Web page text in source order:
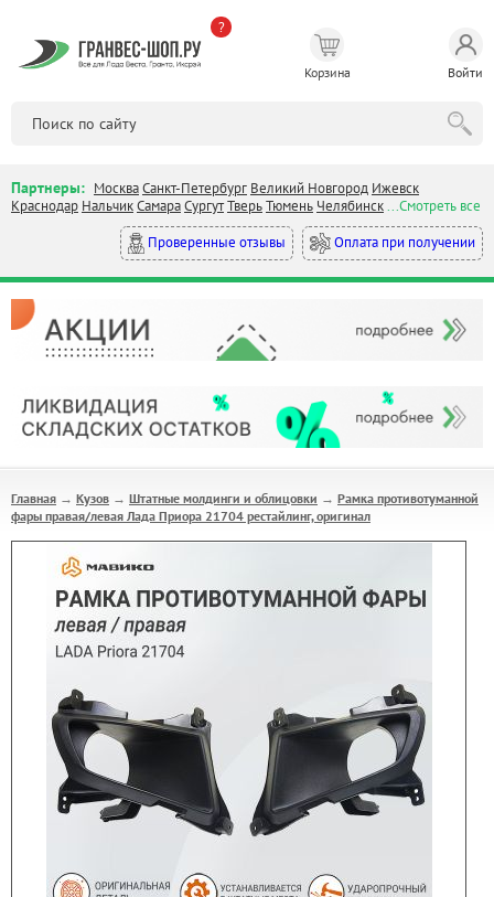
?
Корзина Войти
Партнеры: МоскваСанкт-Петербург Великий Новгород Ижевск
Краснодар НальчикСамараСургутТверьТюмень Челябинск...Смотреть все
Проверенные отзывы
Оплата при получении
Главная → Кузов → Штатные молдинги и облицовки → Рамка противотуманной
фары правая/левая Лада Приора 21704 рестайлинг, оригинал